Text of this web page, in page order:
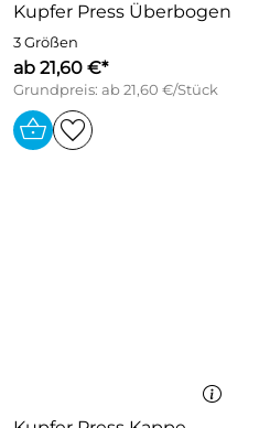
Kupfer Press Überbogen
3 Größen
ab 21,60 €*
Grundpreis: ab 21,60 €/Stück